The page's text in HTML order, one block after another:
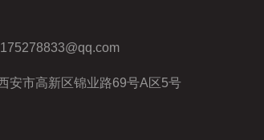
175278833@qq.com
安市高新区锦业路69号A区5号